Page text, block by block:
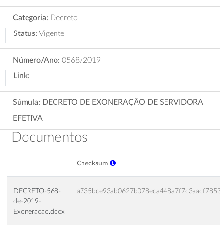
Categoria: Decreto
Status: Vigente
Número/Ano: 0568/2019
Link:
Súmula: DECRETO DE EXONERAÇÃO DE SERVIDORA
EFETIVA
Documentos
Checksum
DECRETO-568-
de-2019-
Exoneracao.docx